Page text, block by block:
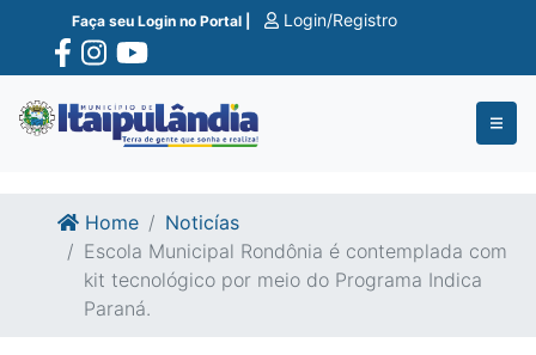
Ir para o conte�do
Ir para o fim do conte�do
Faça seu Login no Portal | Login/Registro
Home
Noticías
Escola Municipal Rondônia é contemplada com
kit tecnológico por meio do Programa Indica
Paraná.